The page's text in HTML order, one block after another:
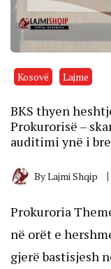
Kosovë Lajme
BKS thyen
Prokurorisë –
auditimi ynë i
ByLajmi Shqip
Prokuroria
në orët e
gjerë bastisjesh